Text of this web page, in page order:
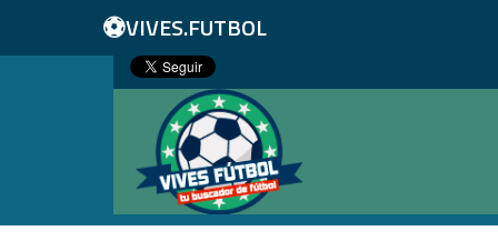
⚽VIVES.FUTBOL